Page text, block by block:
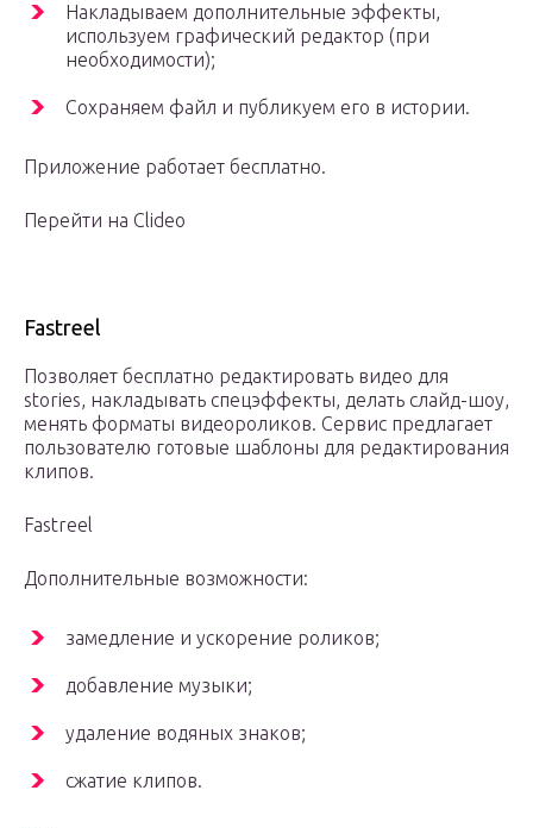
Накладываем дополнительные эффекты,
используем графический редактор (при
необходимости);
Сохраняем файл и публикуем его в истории.
Приложение работает бесплатно.
Перейти на Clideo
Fastreel
Позволяет бесплатно редактировать видео для
stories, накладывать спецэффекты, делать слайд-шоу,
менять форматы видеороликов. Сервис предлагает
пользователю готовые шаблоны для редактирования
клипов.
Fastreel
Дополнительные возможности:
замедление и ускорение роликов;
добавление музыки;
удаление водяных знаков;
сжатие клипов.